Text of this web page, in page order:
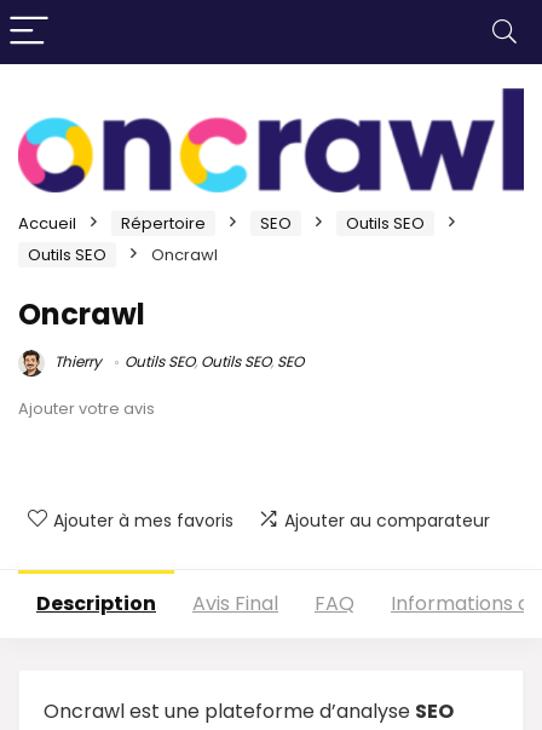
Accueil Répertoire SEO
Outils SEO
Outils SEO
Oncrawl
Oncrawl
Thierry Outils SEO, Outils SEO, SEO
Ajouter votre avis
Ajouter à mes favoris Ajouter au comparateur
Description Avis Final FAQ Informations
Oncrawl est une plateforme d’analyse SEO